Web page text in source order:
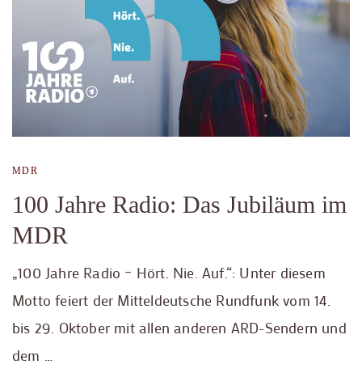
MDR
100 Jahre Radio: Das Jubiläum im
MDR
„100 Jahre Radio – Hört. Nie. Auf.“: Unter diesem
Motto feiert der Mitteldeutsche Rundfunk vom 14.
bis 29. Oktober mit allen anderen ARD-Sendern und
dem …